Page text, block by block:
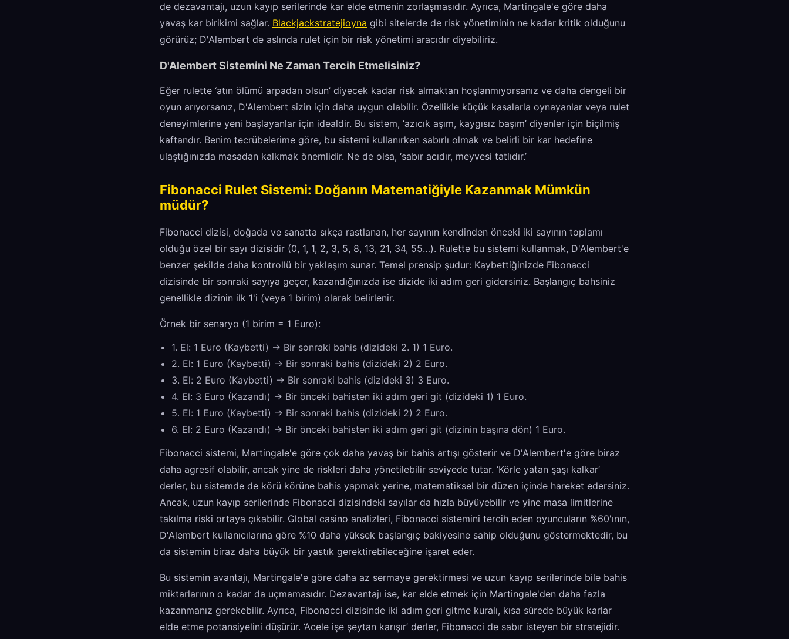
de dezavantajı, uzun kayıp serilerinde kar elde etmenin zorlaşmasıdır. Ayrıca, Martingale'e göre daha
yavaş kar birikimi sağlar. Blackjackstratejioyna gibi sitelerde de risk yönetiminin ne kadar kritik olduğunu
görürüz; D'Alembert de aslında rulet için bir risk yönetimi aracıdır diyebiliriz.
D'Alembert Sistemini Ne Zaman Tercih Etmelisiniz?
Eğer rulette ‘atın ölümü arpadan olsun’ diyecek kadar risk almaktan hoşlanmıyorsanız ve daha dengeli bir
oyun arıyorsanız, D'Alembert sizin için daha uygun olabilir. Özellikle küçük kasalarla oynayanlar veya rulet
deneyimlerine yeni başlayanlar için idealdir. Bu sistem, ‘azıcık aşım, kaygısız başım’ diyenler için biçilmiş
kaftandır. Benim tecrübelerime göre, bu sistemi kullanırken sabırlı olmak ve belirli bir kar hedefine
ulaştığınızda masadan kalkmak önemlidir. Ne de olsa, ‘sabır acıdır, meyvesi tatlıdır.’
Fibonacci Rulet Sistemi: Doğanın Matematiğiyle Kazanmak Mümkün
müdür?
Fibonacci dizisi, doğada ve sanatta sıkça rastlanan, her sayının kendinden önceki iki sayının toplamı
olduğu özel bir sayı dizisidir (0, 1, 1, 2, 3, 5, 8, 13, 21, 34, 55…). Rulette bu sistemi kullanmak, D'Alembert'e
benzer şekilde daha kontrollü bir yaklaşım sunar. Temel prensip şudur: Kaybettiğinizde Fibonacci
dizisinde bir sonraki sayıya geçer, kazandığınızda ise dizide iki adım geri gidersiniz. Başlangıç bahsiniz
genellikle dizinin ilk 1'i (veya 1 birim) olarak belirlenir.
Örnek bir senaryo (1 birim = 1 Euro):
1. El: 1 Euro (Kaybetti) -> Bir sonraki bahis (dizideki 2. 1) 1 Euro.
2. El: 1 Euro (Kaybetti) -> Bir sonraki bahis (dizideki 2) 2 Euro.
3. El: 2 Euro (Kaybetti) -> Bir sonraki bahis (dizideki 3) 3 Euro.
4. El: 3 Euro (Kazandı) -> Bir önceki bahisten iki adım geri git (dizideki 1) 1 Euro.
5. El: 1 Euro (Kaybetti) -> Bir sonraki bahis (dizideki 2) 2 Euro.
6. El: 2 Euro (Kazandı) -> Bir önceki bahisten iki adım geri git (dizinin başına dön) 1 Euro.
Fibonacci sistemi, Martingale'e göre çok daha yavaş bir bahis artışı gösterir ve D'Alembert'e göre biraz
daha agresif olabilir, ancak yine de riskleri daha yönetilebilir seviyede tutar. ‘Körle yatan şaşı kalkar’
derler, bu sistemde de körü körüne bahis yapmak yerine, matematiksel bir düzen içinde hareket edersiniz.
Ancak, uzun kayıp serilerinde Fibonacci dizisindeki sayılar da hızla büyüyebilir ve yine masa limitlerine
takılma riski ortaya çıkabilir. Global casino analizleri, Fibonacci sistemini tercih eden oyuncuların %60'ının,
D'Alembert kullanıcılarına göre %10 daha yüksek başlangıç bakiyesine sahip olduğunu göstermektedir, bu
da sistemin biraz daha büyük bir yastık gerektirebileceğine işaret eder.
Bu sistemin avantajı, Martingale'e göre daha az sermaye gerektirmesi ve uzun kayıp serilerinde bile bahis
miktarlarının o kadar da uçmamasıdır. Dezavantajı ise, kar elde etmek için Martingale'den daha fazla
kazanmanız gerekebilir. Ayrıca, Fibonacci dizisinde iki adım geri gitme kuralı, kısa sürede büyük karlar
elde etme potansiyelini düşürür. ‘Acele işe şeytan karışır’ derler, Fibonacci de sabır isteyen bir stratejidir.